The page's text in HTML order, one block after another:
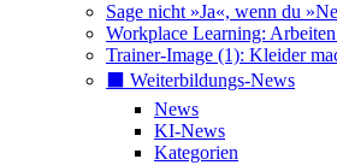
Sage nicht »Ja«, wenn du
Workplace Learning:
Trainer-Image (1): Kleider
⬛️ Weiterbildungs-News
News
KI-News
Kategorien